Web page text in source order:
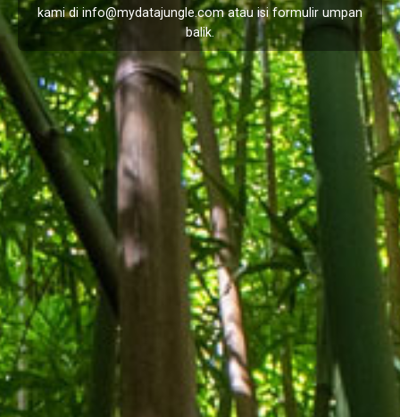
kami diinfo@mydatajungle.comatau isi formulir umpan
balik